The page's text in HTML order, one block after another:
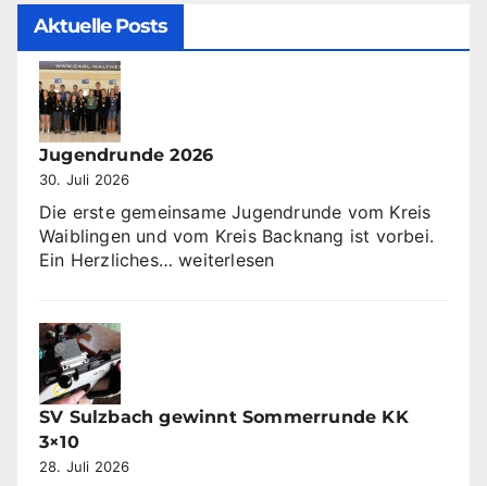
Aktuelle Posts
Jugendrunde 2026
30. Juli 2026
Die erste gemeinsame Jugendrunde vom Kreis
Waiblingen und vom Kreis Backnang ist vorbei.
Ein Herzliches…Jugendrunde
weiterlesen
SV Sulzbach gewinnt Sommerrunde KK
3×10
28. Juli 2026